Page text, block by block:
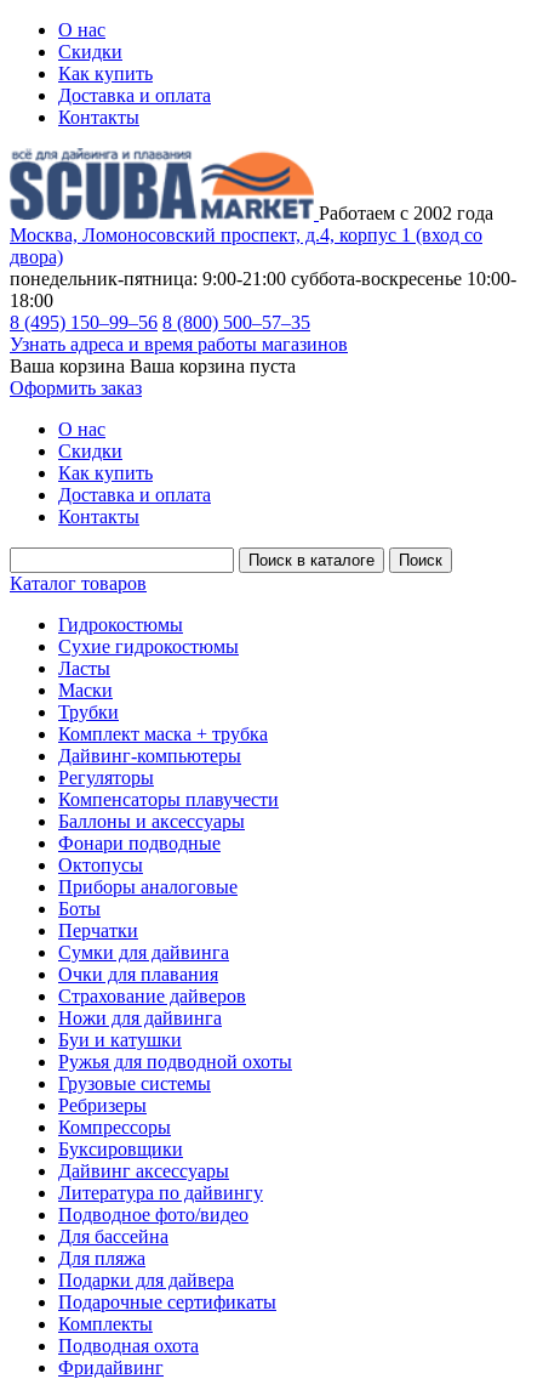
О нас
Скидки
Как купить
Доставка и оплата
Контакты
Работаем с 2002 года
Москва, Ломоносовский проспект, д.4, корпус 1 (вход со
двора)
понедельник-пятница: 9:00-21:00 суббота-воскресенье 10:00-
18:00
8 (495) 150–99–56 8 (800) 500–57–35
Узнать адреса и время работы магазинов
Ваша корзина Ваша корзина пуста
Оформить заказ
О нас
Скидки
Как купить
Доставка и оплата
Контакты
Каталог товаров
Гидрокостюмы
Сухие гидрокостюмы
Ласты
Маски
Трубки
Комплект маска + трубка
Дайвинг-компьютеры
Регуляторы
Компенсаторы плавучести
Баллоны и аксессуары
Фонари подводные
Октопусы
Приборы аналоговые
Боты
Перчатки
Сумки для дайвинга
Очки для плавания
Страхование дайверов
Ножи для дайвинга
Буи и катушки
Ружья для подводной охоты
Грузовые системы
Ребризеры
Компрессоры
Буксировщики
Дайвинг аксессуары
Литература по дайвингу
Подводное фото/видео
Для бассейна
Для пляжа
Подарки для дайвера
Подарочные сертификаты
Комплекты
Подводная охота
Фридайвинг